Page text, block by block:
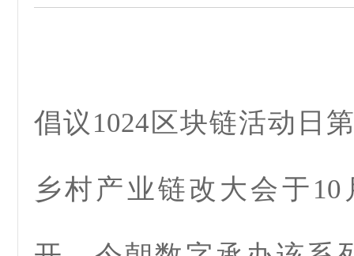
倡议1024区块链活动日
乡村产业链改大会于